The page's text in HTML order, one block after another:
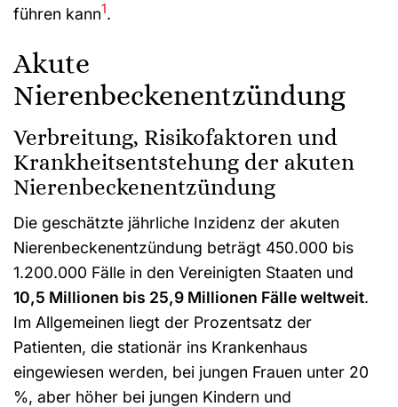
führen kann1.
Akute
Nierenbeckenentzündung
Verbreitung, Risikofaktoren und
Krankheitsentstehung der akuten
Nierenbeckenentzündung
Die geschätzte jährliche Inzidenz der akuten
Nierenbeckenentzündung beträgt 450.000 bis
1.200.000 Fälle in den Vereinigten Staaten und
10,5 Millionen bis 25,9 Millionen Fälle weltweit.
Im Allgemeinen liegt der Prozentsatz der
Patienten, die stationär ins Krankenhaus
eingewiesen werden, bei jungen Frauen unter 20
%, aber höher bei jungen Kindern und